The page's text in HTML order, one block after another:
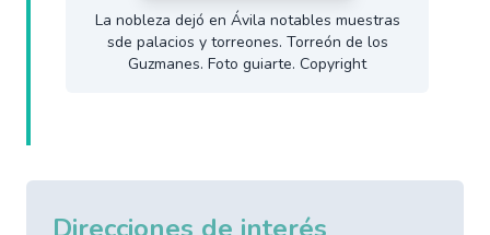
La nobleza dejó en Ávila notables muestras
sde palacios y torreones. Torreón de los
Guzmanes. Foto guiarte. Copyright